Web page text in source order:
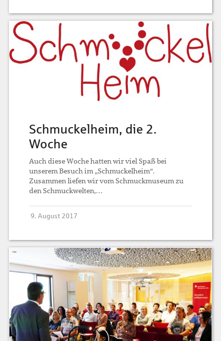
Schmuckelheim, die 2.
Woche
Auch diese Woche hatten wir viel Spaß bei
unserem Besuch im „Schmuckelheim“.
Zusammen liefen wir vom Schmuckmuseum zu
den Schmuckwelten,…
9. August 2017